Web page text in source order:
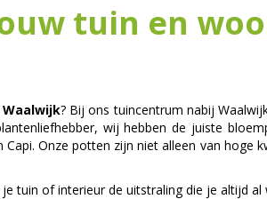
tuin en
Waalwijk? Bij ons tuincentrum nabij
wij hebben de juiste
Onze potten zijn niet alleen van
tuin of interieur de uitstraling die je altijd al